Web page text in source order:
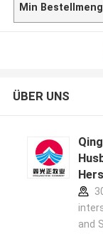
Min
ÜBER UNS
and